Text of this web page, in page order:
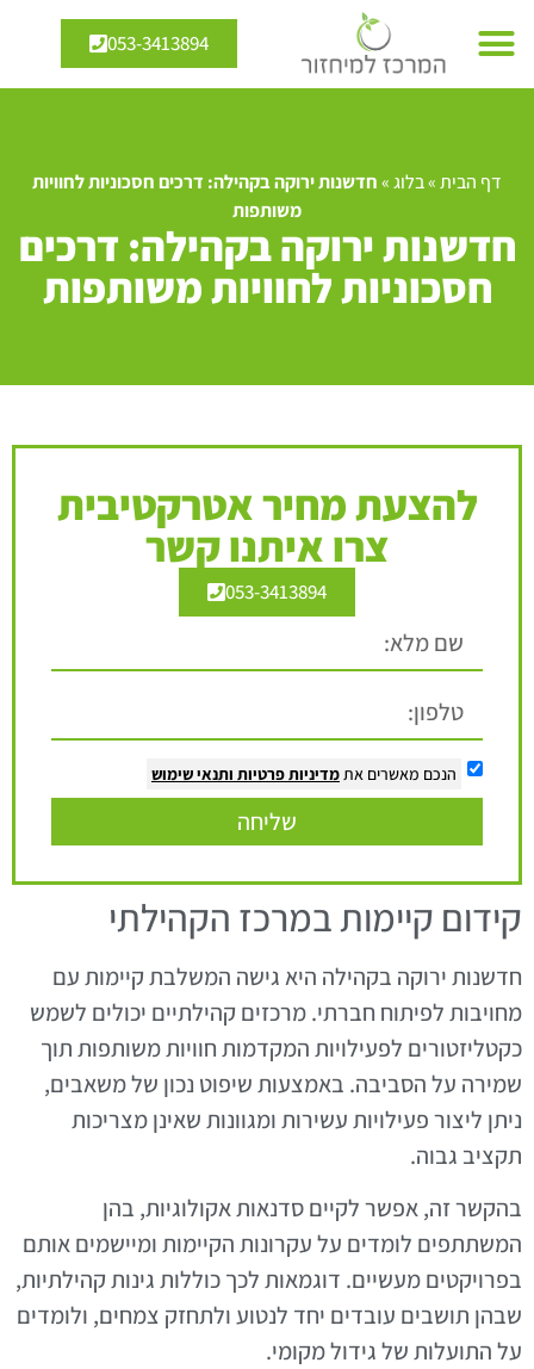
053-3413894
דף הבית»בלוג»חדשנות ירוקה בקהילה: דרכים חסכוניות לחוויות
משותפות
חדשנות ירוקה בקהילה: דרכים
חסכוניות לחוויות משותפות
להצעת מחיר אטרקטיבית
צרו איתנו קשר
053-3413894
הנכם מאשרים את מדיניות פרטיות ותנאי שימוש
שליחה
קידום קיימות במרכז הקהילתי
חדשנות ירוקה בקהילה היא גישה המשלבת קיימות עם
מחויבות לפיתוח חברתי. מרכזים קהילתיים יכולים לשמש
כקטליזטורים לפעילויות המקדמות חוויות משותפות תוך
שמירה על הסביבה. באמצעות שיפוט נכון של משאבים,
ניתן ליצור פעילויות עשירות ומגוונות שאינן מצריכות
תקציב גבוה.
בהקשר זה, אפשר לקיים סדנאות אקולוגיות, בהן
המשתתפים לומדים על עקרונות הקיימות ומיישמים אותם
בפרויקטים מעשיים. דוגמאות לכך כוללות גינות קהילתיות,
שבהן תושבים עובדים יחד לנטוע ולתחזק צמחים, ולומדים
על התועלות של גידול מקומי.